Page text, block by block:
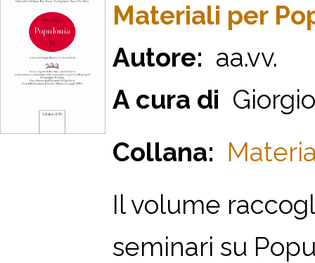
Materiali per
Autore: aa.vv.
A cura di
Collana:
Il volume
seminari su